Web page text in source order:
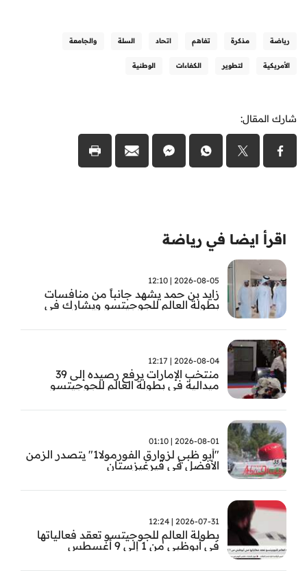
رياضة مذكرة تفاهم اتحاد السلة والجامعة
الأمريكية لتطوير الكفاءات الوطنية
شارك المقال:
اقرأ ايضا في رياضة
2026-08-05 | 12:10
زايد بن حمد يشهد جانباً من منافسات
بطولة العالم للجوجيتسو ويشارك في
2026-08-04 | 12:17
منتخب الإمارات يرفع رصيده إلى 39
ميدالية في بطولة العالم للجوجيتسو
2026-08-01 | 01:10
"أبو ظبي لزوارق الفورمولا1" يتصدر الزمن
الأفضل في قيرغيزستان
2026-07-31 | 12:24
بطولة العالم للجوجيتسو تعقد فعالياتها
في أبوظبي من 1 إلى 9 أغسطس